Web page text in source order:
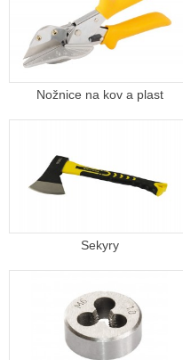
Nožnice na kov a plast
Sekyry